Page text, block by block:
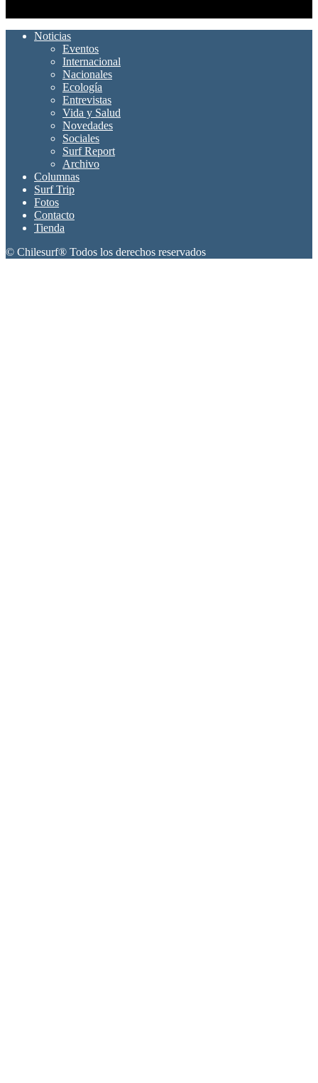
Noticias
Eventos
Internacional
Nacionales
Ecología
Entrevistas
Vida y Salud
Novedades
Sociales
Surf Report
Archivo
Columnas
Surf Trip
Fotos
Contacto
Tienda
© Chilesurf® Todos los derechos reservados